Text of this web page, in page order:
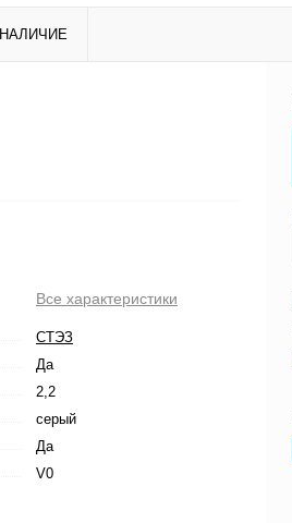
НАЛИЧИЕ
Все характеристики
СТЭЗ
Да
2,2
серый
Да
V0